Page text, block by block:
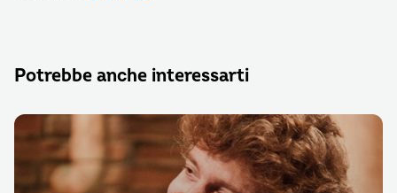
Potrebbe anche interessarti